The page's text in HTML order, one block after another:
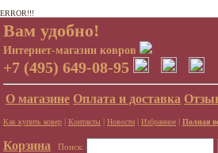
ERROR!!!
Вам удобно!
Интернет-магазин ковров
+7 (495) 649-08-95
О магазине Оплата и доставка
Как купить ковер | Контакты | Новости | Избранное | Полная
Корзина Поиск: